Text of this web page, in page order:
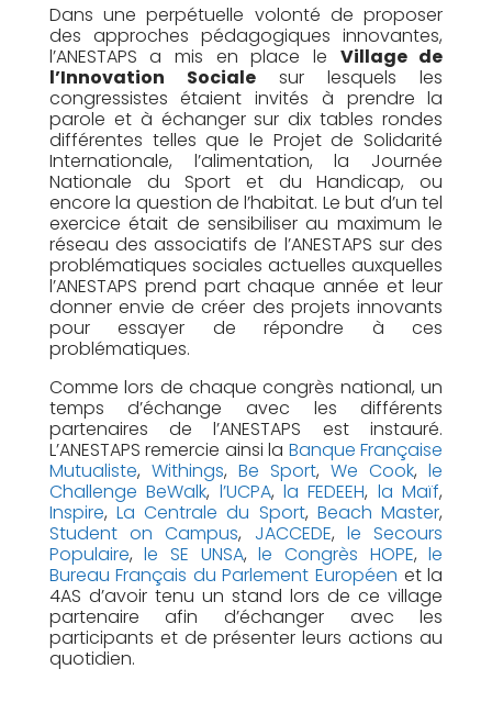
Dans une perpétuelle volonté de proposer
des approches pédagogiques innovantes,
l’ANESTAPS a mis en place le Village de
l’Innovation Socialesur lesquels les
congressistes étaient invités à prendre la
parole et à échanger sur dix tables rondes
différentes telles que le Projet de Solidarité
Internationale, l’alimentation, la Journée
Nationale du Sport et du Handicap, ou
encore la question de l’habitat. Le but d’un tel
exercice était de sensibiliser au maximum le
réseau des associatifs de l’ANESTAPS sur des
problématiques sociales actuelles auxquelles
l’ANESTAPS prend part chaque année et leur
donner envie de créer des projets innovants
pour essayer de répondre à ces
problématiques.
Comme lors de chaque congrès national, un
temps d’échange avec les différents
partenaires de l’ANESTAPS est instauré.
L’ANESTAPS remercie ainsi la Banque Française
Mutualiste, Withings, Be Sport,We Cook,le
Challenge BeWalk, l’UCPA,la FEDEEH, la Maïf,
Inspire,La Centrale du Sport, Beach Master,
Student on Campus, JACCEDE, le Secours
Populaire,le SE UNSA,le Congrès HOPE,le
Bureau Français du Parlement Européen et la
4AS d’avoir tenu un stand lors de ce village
partenaire afin d’échanger avec les
participants et de présenter leurs actions au
quotidien.